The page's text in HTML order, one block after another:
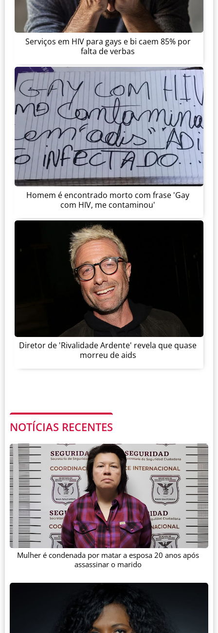
Serviços em HIV para gays e bi caem 85% por
falta de verbas
Homem é encontrado morto com frase 'Gay
com HIV, me contaminou'
Diretor de 'Rivalidade Ardente' revela que quase
morreu de aids
NOTÍCIAS RECENTES
Mulher é condenada por matar a esposa 20 anos após
assassinar o marido